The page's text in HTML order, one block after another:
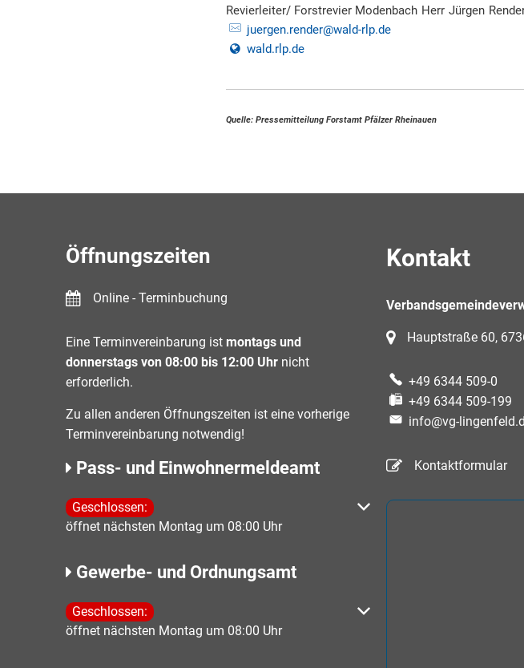
Revierleiter/ Forstrevier Modenbach Herr Jürgen
juergen.render@wald-rlp.de
wald.rlp.de
Quelle: Pressemitteilung Forstamt Pfälzer Rheinauen
Öffnungszeiten
Online - Terminbuchung
Eine Terminvereinbarung ist montags und
donnerstags von 08:00 bis 12:00 Uhr nicht
erforderlich.
Zu allen anderen Öffnungszeiten ist eine vorherige
Terminvereinbarung notwendig!
Pass- und Einwohnermeldeamt
Klicken, um weitere Öffnungs- oder Schließzeiten auszublenden
Geschlossen:
öffnet nächsten Montag um 08:00 Uhr
Gewerbe- und Ordnungsamt
Klicken, um weitere Öffnungs- oder Schließzeiten auszublenden
Geschlossen:
öffnet nächsten Montag um 08:00 Uhr
Kontakt
Hauptstraße 60,
+49 6344 509-0
+49 6344 509-199
info@vg-
Kontaktformular